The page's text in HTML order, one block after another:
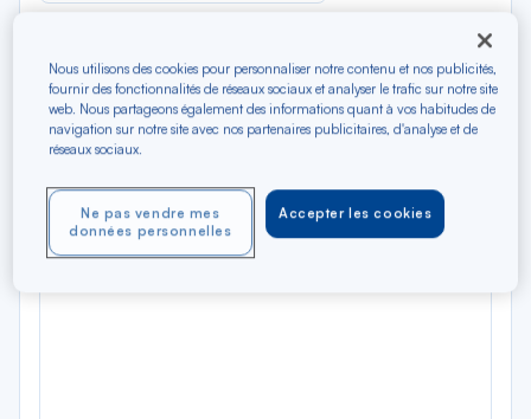
Précédent
AOÛ 2026
N/A*
Suivant
Nous utilisons des cookies pour personnaliser notre contenu et nos publicités,
fournir des fonctionnalités de réseaux sociaux et analyser le trafic sur notre site
web. Nous partageons également des informations quant à vos habitudes de
navigation sur notre site avec nos partenaires publicitaires, d'analyse et de
réseaux sociaux.
Accepter les cookies
Ne pas vendre mes
données personnelles